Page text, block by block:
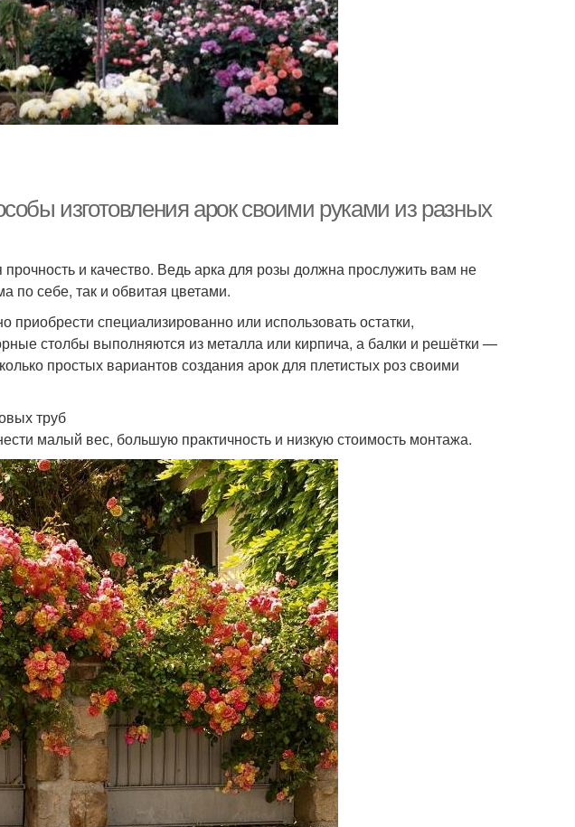
изготовления арок своими руками из разных
и качество. Ведь арка для розы должна прослужить вам не
по себе, так и обвитая цветами.
специализированно или использовать остатки,
столбы выполняются из металла или кирпича, а балки и решётки —
простых вариантов создания арок для плетистых роз своими
труб
малый вес, большую практичность и низкую стоимость монтажа.